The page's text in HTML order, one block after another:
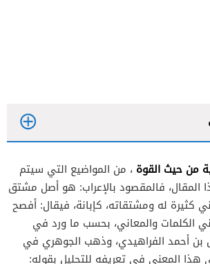
من حيث القوة ، من المواضيع التي سيتم
المقال، فالمقصود بالإعراب: هو أصل مشتق
كثيرة له ومشتقاته، كإبانة، فيقال: أفصح
الكلمات والمعاني، بحسب ما ورد في
بن أحمد الفراهيدي، وذهب الجوهري في
هذا المعنى في تعريفه للتحليل بقوله: